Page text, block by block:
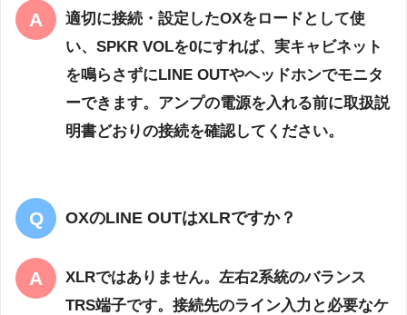
適切に接続・設定したOXをロードとして使
い、SPKR VOLを0にすれば、実キャビネット
を鳴らさずにLINE OUTやヘッドホンでモニタ
ーできます。アンプの電源を入れる前に取扱説
明書どおりの接続を確認してください。
OXのLINE OUTはXLRですか？
XLRではありません。左右2系統のバランス
TRS端子です。接続先のライン入力と必要なケ